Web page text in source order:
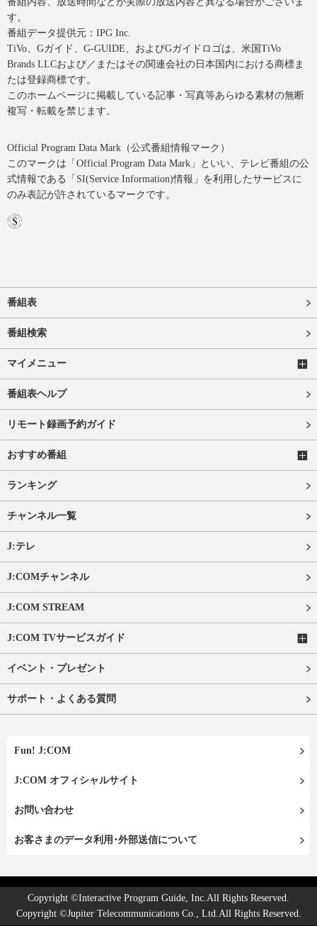
す。
番組データ提供元：IPG Inc.
TiVo、Gガイド、G-GUIDE、およびGガイドロゴは、米国TiVo
Brands LLCおよび／またはその関連会社の日本国内における商標ま
たは登録商標です。
このホームページに掲載している記事・写真等あらゆる素材の無断
複写・転載を禁じます。
Official Program Data Mark（公式番組情報マーク）
このマークは「Official Program Data Mark」といい、テレビ番組の公
式情報である「SI(Service Information)情報」を利用したサービスに
のみ表記が許されているマークです。
番組表
番組検索
マイメニュー
番組表ヘルプ
リモート録画予約ガイド
おすすめ番組
ランキング
チャンネル一覧
J:テレ
J:COMチャンネル
J:COM STREAM
J:COM TVサービスガイド
イベント・プレゼント
サポート・よくある質問
Fun! J:COM
J:COM オフィシャルサイト
お問い合わせ
お客さまのデータ利用･外部送信について
Copyright ©Interactive Program Guide, Inc.All Rights Reserved.
Copyright ©Jupiter Telecommunications Co., Ltd.All Rights Reserved.